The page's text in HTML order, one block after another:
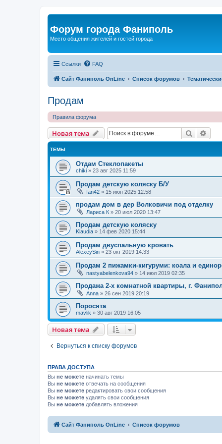
Форум города Фаниполь
Место общения жителей и гостей города
Ссылки FAQ
Сайт Фаниполь OnLine Список форумов
Продам
Правила форума
Новая тема Поиск
ТЕМЫ
Отдам Стеклопакеты
chiki » 23 авг 2025 11:59
Продам детскую коляску Б/У
fan42 » 15 июн 2025 12:58
продам дом в дер Волковичи под отделку
Лариса К » 20 июл 2020 13:47
Продам детскую коляску
Klaudia » 14 фев 2020 15:44
Продам двуспальную кровать
AlexeySin » 23 окт 2019 14:33
Продам 2 пижамки-кигуруми: коала и
nastyabelenkova94 » 14 июл 2019 02:35
Продажа 2-х комнатной квартиры, г.
Anna » 26 сен 2019 20:19
Поросята
mavlik » 30 авг 2019 16:05
Новая тема
Вернуться к списку форумов
ПРАВА ДОСТУПА
Вы не можете начинать темы
Вы не можете отвечать на сообщения
Вы не можете редактировать свои сообщения
Вы не можете удалять свои сообщения
Вы не можете добавлять вложения
Сайт Фаниполь OnLine Список форумов